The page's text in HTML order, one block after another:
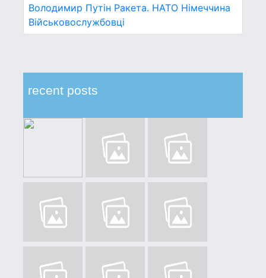
Володимир Путін Ракета. НАТО Німеччина
Військовослужбовці
recent posts